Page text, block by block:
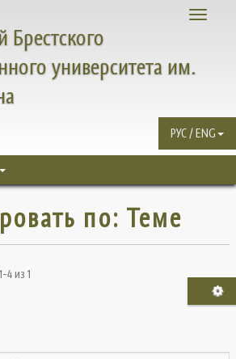
Toggle
Брестского
университета им.
РУС / ENG
по: Теме
из 1